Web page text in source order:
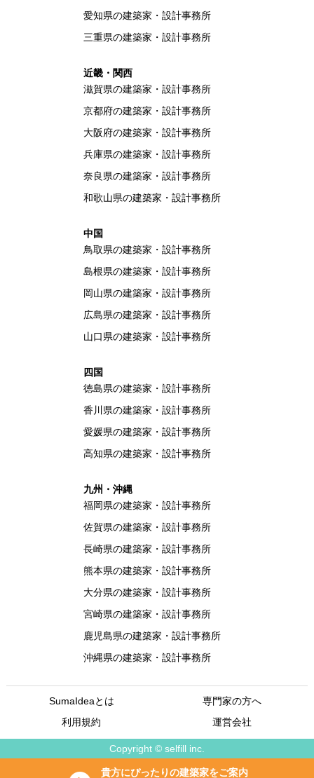
愛知県の建築家・設計事務所
三重県の建築家・設計事務所
近畿・関西
滋賀県の建築家・設計事務所
京都府の建築家・設計事務所
大阪府の建築家・設計事務所
兵庫県の建築家・設計事務所
奈良県の建築家・設計事務所
和歌山県の建築家・設計事務所
中国
鳥取県の建築家・設計事務所
島根県の建築家・設計事務所
岡山県の建築家・設計事務所
広島県の建築家・設計事務所
山口県の建築家・設計事務所
四国
徳島県の建築家・設計事務所
香川県の建築家・設計事務所
愛媛県の建築家・設計事務所
高知県の建築家・設計事務所
九州・沖縄
福岡県の建築家・設計事務所
佐賀県の建築家・設計事務所
長崎県の建築家・設計事務所
熊本県の建築家・設計事務所
大分県の建築家・設計事務所
宮崎県の建築家・設計事務所
鹿児島県の建築家・設計事務所
沖縄県の建築家・設計事務所
SumaIdeaとは
専門家の方へ
利用規約
運営会社
Copyright © selfill inc.
貴方にぴったりの建築家をご案内